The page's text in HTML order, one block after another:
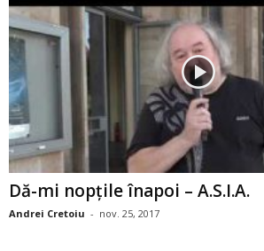
Dă-mi nopţile înapoi – A.S.I.A.
Andrei Cretoiu - nov. 25, 2017